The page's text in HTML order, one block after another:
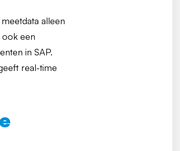
alleen
ook een
in SAP.
real-time